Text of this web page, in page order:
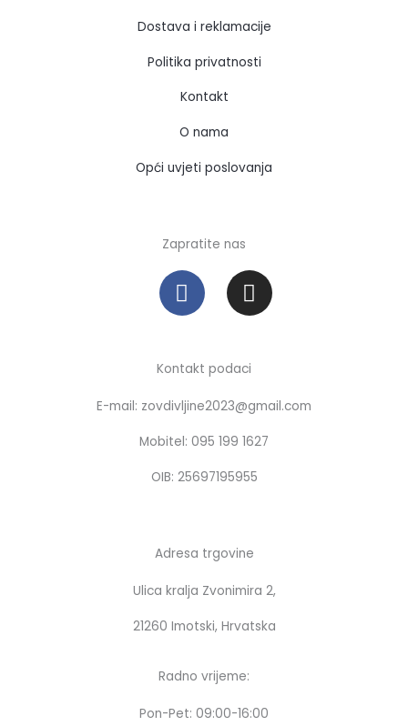
Dostava i reklamacije
Politika privatnosti
Kontakt
O nama
Opći uvjeti poslovanja
Zapratite nas
F
a
c
b
o
o
k
I
n
s
a
g
r
a
m
Kontakt podaci
E-mail: zovdivljine2023@gmail.com
Mobitel: 095 199 1627
OIB: 25697195955
Adresa trgovine
Ulica kralja Zvonimira 2,
21260 Imotski, Hrvatska
Radno vrijeme:
Pon-Pet: 09:00-16:00